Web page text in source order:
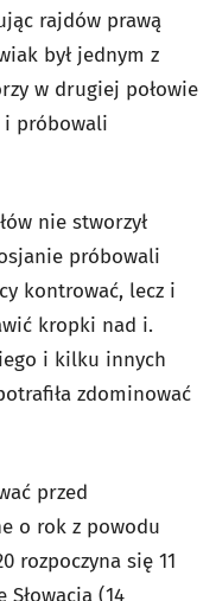
rajdów prawą
był jednym z
w drugiej połowie
i próbowali
nie stworzył
próbowali
kontrować, lecz i
kropki nad i.
i kilku innych
zdominować
przed
o rok z powodu
rozpoczyna się 11
Słowacją (14